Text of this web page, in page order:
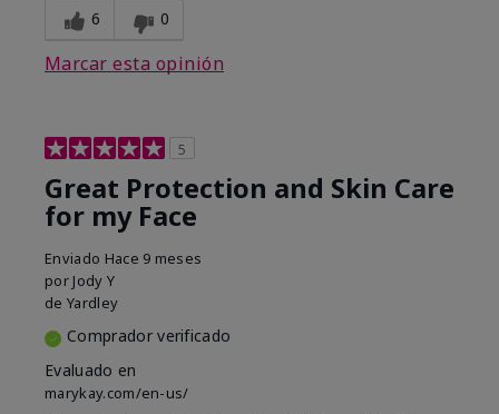
6 0
Marcar esta opinión
5
Great Protection and Skin Care
for my Face
Enviado Hace 9 meses
por Jody Y
de Yardley
Comprador verificado
Evaluado en
marykay.com/en-us/